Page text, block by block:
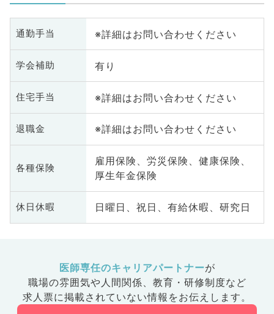
通勤手当 ※詳細はお問い合わせください
学会補助 有り
住宅手当 ※詳細はお問い合わせください
退職金 ※詳細はお問い合わせください
各種保険
雇用保険、労災保険、健康保険、
厚生年金保険
休日休暇 日曜日、祝日、有給休暇、研究日
医師専任のキャリアパートナーが
職場の雰囲気や人間関係、 教育・研修制度など
求人票に掲載されていない情報をお伝えします。